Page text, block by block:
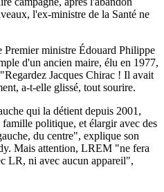
l'ex-ministre de la Santé ne
Premier ministre Édouard Philippe
d'un ancien maire, élu en 1977,
Jacques Chirac ! Il avait
a-t-elle glissé, tout sourire.
qui la détient depuis 2001,
politique, et élargir avec des
du centre", explique son
Mais attention, LREM "ne fera
LR, ni avec aucun appareil",